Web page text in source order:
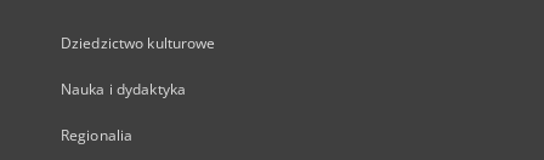
Dziedzictwo kulturowe
Nauka i dydaktyka
Regionalia